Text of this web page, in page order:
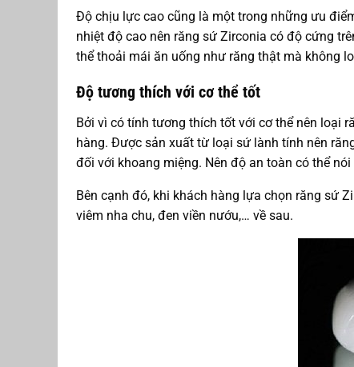
Độ chịu lực cao cũng là một trong những ưu
nhiệt độ cao nên răng sứ Zirconia có độ cứng
thể thoải mái ăn uống như răng thật mà không
Độ tương thích với cơ thể tốt
Bởi vì có tính tương thích tốt với cơ thể nên loại
hàng. Được sản xuất từ loại sứ lành tính nên
đối với khoang miệng. Nên độ an toàn có thể
Bên cạnh đó, khi khách hàng lựa chọn răng sứ
viêm nha chu, đen viền nướu,… về sau.